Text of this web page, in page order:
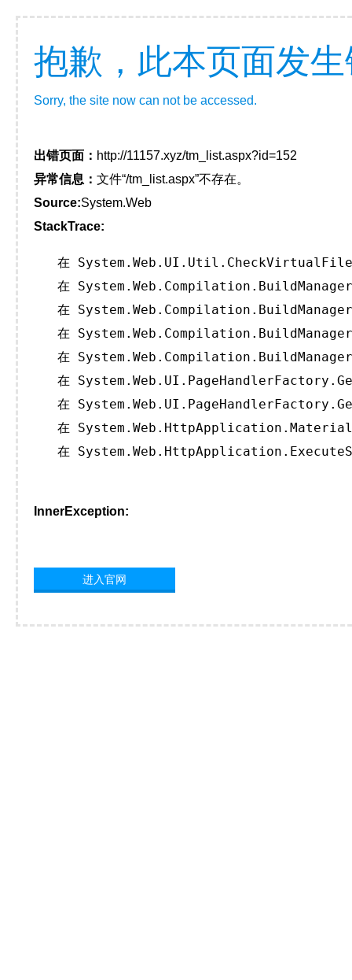
抱歉，此本页面发
Sorry, the site now can not be accessed.
出错页面： http://11157.xyz/tm_list.aspx?id=152
异常信息： 文件“/tm_list.aspx”不存在。
Source:System.Web
StackTrace:
在
在
在
在
在
在
在
在
在
InnerException:
进入官网